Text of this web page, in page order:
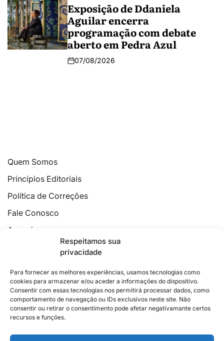
Respeitamos sua
privacidade
Para fornecer as melhores experiências, usamos tecnologias como
cookies para armazenar e/ou aceder a informações do dispositivo.
Consentir com essas tecnologias nos permitirá processar dados, como
comportamento de navegação ou IDs exclusivos neste site. Não
consentir ou retirar o consentimento pode afetar negativamante certos
recursos e funções.
Exposição de Ddaniela
Aguilar encerra
programação com debate
aberto em Pedra Azul
07/08/2026
Quem Somos
Princípios Editoriais
Política de Correções
Fale Conosco
Anuncie
Política de Cookies
2026 © Feito com no Espírito Santo.